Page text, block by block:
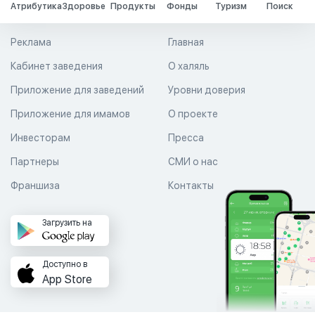
АтрибутикаЗдоровье Продукты Фонды Туризм Поиск
Главная
О халяль
Уровни доверия
Реклама
Кабинет заведения
Приложение для заведений
Приложение для имамов О проекте
Пресса
СМИ о нас
Контакты
Инвесторам
Партнеры
Франшиза
Загрузить на
Доступно в
App Store